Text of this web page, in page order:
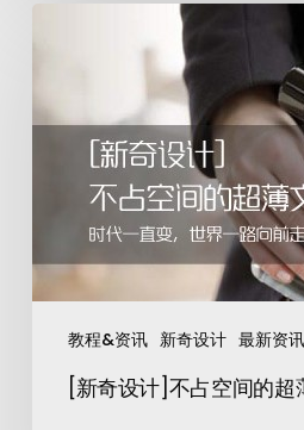
教程&资讯 新奇设计 最新资讯
[新奇设计]不占空间的超